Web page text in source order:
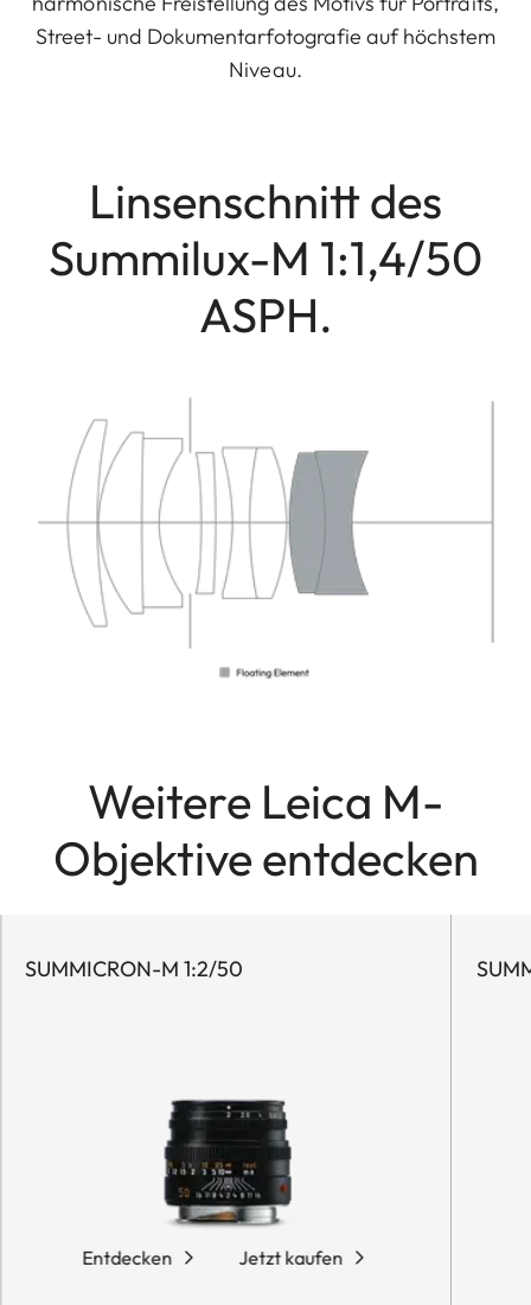
Street- und Dokumentarfotografie auf höchstem
Niveau.
Linsenschnitt des
Summilux-M 1:1,4/50
ASPH.
Weitere Leica M-
Objektive entdecken
SUMMICRON-M 1:2/50
Entdecken Jetzt kaufen